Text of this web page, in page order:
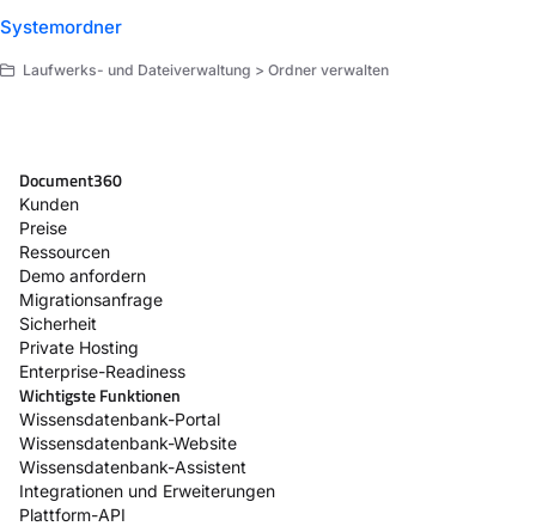
Systemordner
Laufwerks- und Dateiverwaltung > Ordner verwalten
Document360
Kunden
Preise
Ressourcen
Demo anfordern
Migrationsanfrage
Sicherheit
Private Hosting
Enterprise-Readiness
Wichtigste Funktionen
Wissensdatenbank-Portal
Wissensdatenbank-Website
Wissensdatenbank-Assistent
Integrationen und Erweiterungen
Plattform-API